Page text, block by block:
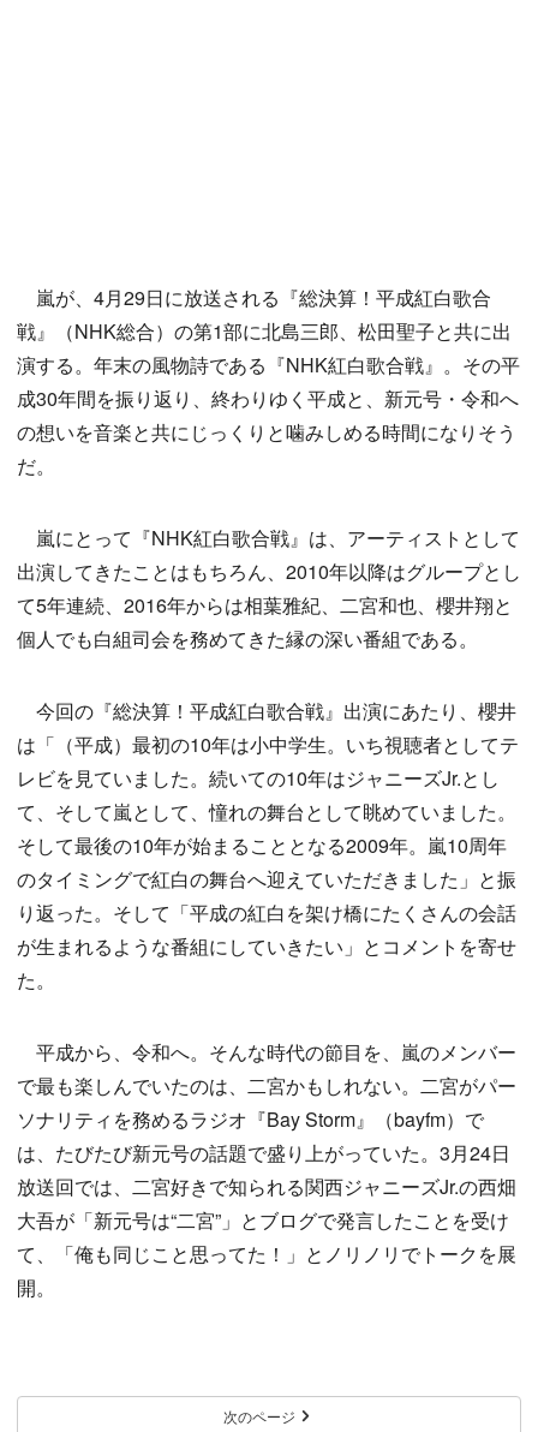
嵐が、4月29日に放送される『総決算！平成紅白歌合
戦』（NHK総合）の第1部に北島三郎、松田聖子と共に出
演する。年末の風物詩である『NHK紅白歌合戦』。その平
成30年間を振り返り、終わりゆく平成と、新元号・令和へ
の想いを音楽と共にじっくりと噛みしめる時間になりそう
だ。
嵐にとって『NHK紅白歌合戦』は、アーティストとして
出演してきたことはもちろん、2010年以降はグループとし
て5年連続、2016年からは相葉雅紀、二宮和也、櫻井翔と
個人でも白組司会を務めてきた縁の深い番組である。
今回の『総決算！平成紅白歌合戦』出演にあたり、櫻井
は「（平成）最初の10年は小中学生。いち視聴者としてテ
レビを見ていました。続いての10年はジャニーズJr.とし
て、そして嵐として、憧れの舞台として眺めていました。
そして最後の10年が始まることとなる2009年。嵐10周年
のタイミングで紅白の舞台へ迎えていただきました」と振
り返った。そして「平成の紅白を架け橋にたくさんの会話
が生まれるような番組にしていきたい」とコメントを寄せ
た。
平成から、令和へ。そんな時代の節目を、嵐のメンバー
で最も楽しんでいたのは、二宮かもしれない。二宮がパー
ソナリティを務めるラジオ『Bay Storm』（bayfm）で
は、たびたび新元号の話題で盛り上がっていた。3月24日
放送回では、二宮好きで知られる関西ジャニーズJr.の西畑
大吾が「新元号は“二宮”」とブログで発言したことを受け
て、「俺も同じこと思ってた！」とノリノリでトークを展
開。
次のページ